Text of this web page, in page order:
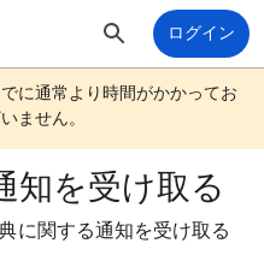
ログイン
に通常より時間がかかってお
ません。
知を受け取る
に関する通知を受け取る